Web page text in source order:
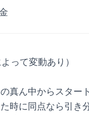
って変動あり）
真ん中からスタート
時に同点なら引き